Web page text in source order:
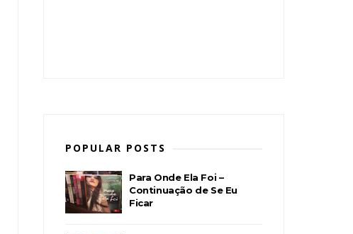
POPULAR POSTS
Para Onde Ela Foi –
Continuação de Se Eu
Ficar